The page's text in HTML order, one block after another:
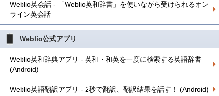
Weblio英会話 - 「Weblio英和辞書」を使いながら受けられるオン
ライン英会話
Weblio公式アプリ
Weblio英和辞典アプリ - 英和・和英を一度に検索する英語辞書
(Android)
Weblio英語翻訳アプリ - 2秒で翻訳、翻訳結果を話す！ (Android)